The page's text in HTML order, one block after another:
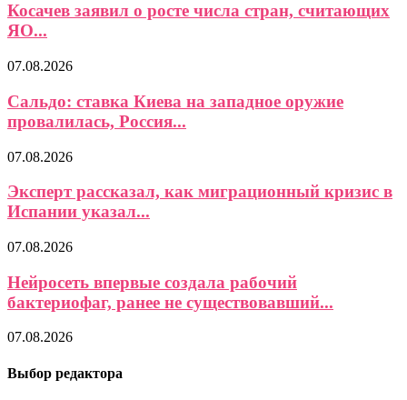
Косачев заявил о росте числа стран, считающих
ЯО...
07.08.2026
Сальдо: ставка Киева на западное оружие
провалилась, Россия...
07.08.2026
Эксперт рассказал, как миграционный кризис в
Испании указал...
07.08.2026
Нейросеть впервые создала рабочий
бактериофаг, ранее не существовавший...
07.08.2026
Выбор редактора